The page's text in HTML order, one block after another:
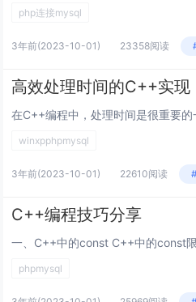
php连接mysql
3年前(2023-10-01) 23358阅读
高效处理时间的C++实现
winxpphpmysql
3年前(2023-10-01) 22610阅读
C++编程技巧分享
phpmysql